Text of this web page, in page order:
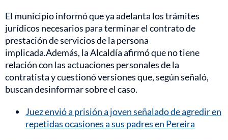
El municipio informó que ya adelanta los trámites
jurídicos necesarios para terminar el contrato de
prestación de servicios de la persona
implicada.Además, la Alcaldía afirmó que no tiene
relación con las actuaciones personales de la
contratista y cuestionó versiones que, según señaló,
buscan desinformar sobre el caso.
Juez envió a prisión a joven señalado de agredir en
repetidas ocasiones a sus padres en Pereira